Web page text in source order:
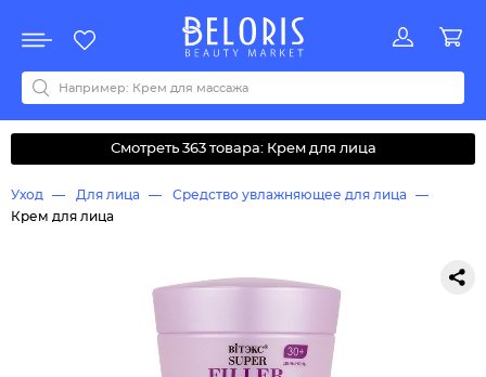
Акции
Все бренды
0-9ABCDEFGHIJKLMNOPQRSTUVWYZАБВДЗИМОКЛНПРСТУФ
Смотреть 363 товара: Крем для лица
Уход Для лица
Средство увлажняющее для лица
Крем для лица